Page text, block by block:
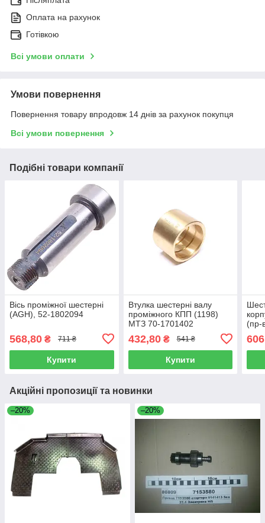
Оплата на рахунок
Готівкою
Всі умови оплати
Умови повернення
Повернення товару впродовж 14 днів за рахунок покупця
Всі умови повернення
Подібні товари компанії
Вісь проміжної шестерні
(AGH), 52-1802094
568,80 ₴ 711 ₴
Купити
Втулка шестерні валу
проміжного КПП (1198)
МТЗ 70-1701402
432,80₴ 541 ₴
Купити
(пр-
Акційні пропозиції та новинки
–20% –20%